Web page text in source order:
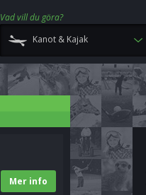
Vad vill du göra?
Kanot & Kajak
Mer info